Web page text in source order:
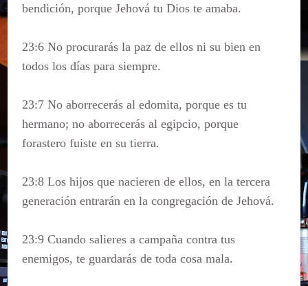
bendición, porque Jehová tu Dios te amaba.
23:6 No procurarás la paz de ellos ni su bien en
todos los días para siempre.
23:7 No aborrecerás al edomita, porque es tu
hermano; no aborrecerás al egipcio, porque
forastero fuiste en su tierra.
23:8 Los hijos que nacieren de ellos, en la tercera
generación entrarán en la congregación de Jehová.
23:9 Cuando salieres a campaña contra tus
enemigos, te guardarás de toda cosa mala.